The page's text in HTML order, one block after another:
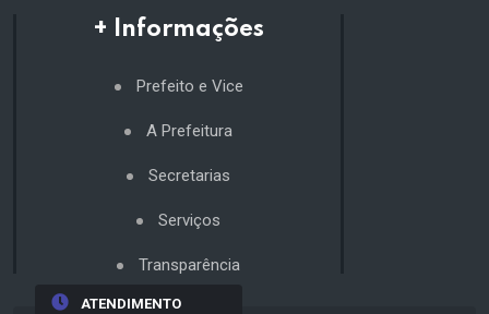
+ Informações
Prefeito e Vice
A Prefeitura
Secretarias
Serviços
Transparência
ATENDIMENTO